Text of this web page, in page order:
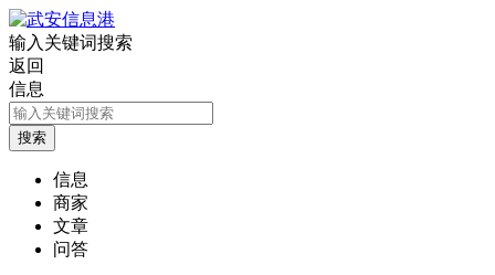
输入关键词搜索
返回
信息
信息
商家
文章
问答